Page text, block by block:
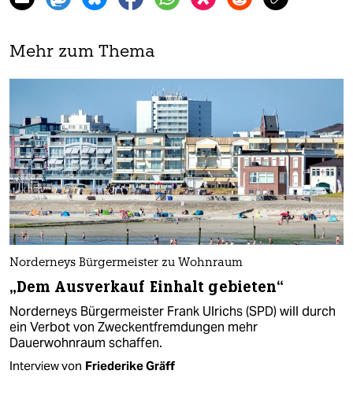
Mehr zum Thema
Norderneys Bürgermeister zu Wohnraum
„Dem Ausverkauf Einhalt gebieten“
Norderneys Bürgermeister Frank Ulrichs (SPD) will durch
ein Verbot von Zweckentfremdungen mehr
Dauerwohnraum schaffen.
Interview von Friederike Gräff